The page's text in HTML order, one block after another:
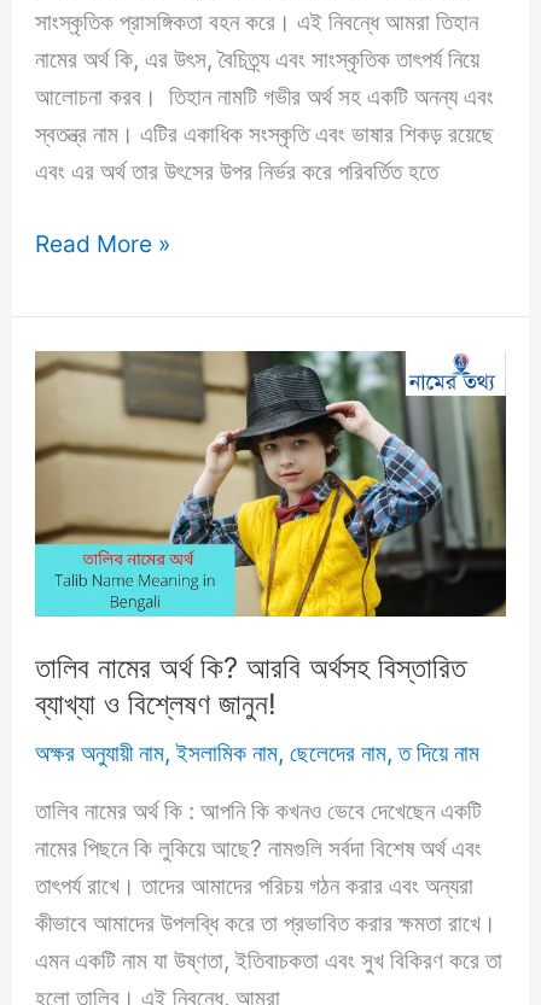
সাংস্কৃতিক প্রাসঙ্গিকতা বহন করে। এই নিবন্ধে আমরা তিহান
নামের অর্থ কি, এর উৎস, বৈচিত্র্য এবং সাংস্কৃতিক তাৎপর্য নিয়ে
আলোচনা করব। তিহান নামটি গভীর অর্থ সহ একটি অনন্য এবং
স্বতন্ত্র নাম। এটির একাধিক সংস্কৃতি এবং ভাষার শিকড় রয়েছে
এবং এর অর্থ তার উৎসের উপর নির্ভর করে পরিবর্তিত হতে
তিহান
অর্থ
কি?
Tihan
Name
Meaning
Bengali
Read More »
তালিব নামের অর্থ কি? আরবি অর্থসহ বিস্তারিত
ব্যাখ্যা ও বিশ্লেষণ জানুন!
অক্ষর অনুযায়ী নাম,ইসলামিক নাম,ছেলেদের নাম,ত দিয়ে নাম
তালিব নামের অর্থ কি : আপনি কি কখনও ভেবে দেখেছেন একটি
নামের পিছনে কি লুকিয়ে আছে? নামগুলি সর্বদা বিশেষ অর্থ এবং
তাৎপর্য রাখে। তাদের আমাদের পরিচয় গঠন করার এবং অন্যরা
কীভাবে আমাদের উপলব্ধি করে তা প্রভাবিত করার ক্ষমতা রাখে।
এমন একটি নাম যা উষ্ণতা, ইতিবাচকতা এবং সুখ বিকিরণ করে তা
হলো তালিব। এই নিবন্ধে, আমরা